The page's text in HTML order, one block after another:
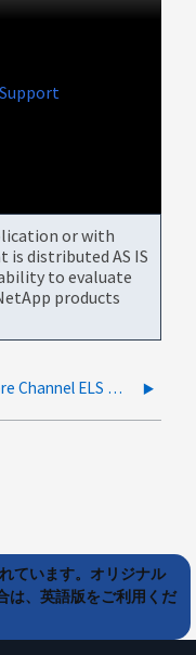
Support
or with
distributed AS IS
to evaluate
products
エラー： scsitarget.hwpfct.els.rjt ： Fibre Channel ELS 要求がアダプタから送信されました
ています。オリジナル
は、英語版をご利用くだ